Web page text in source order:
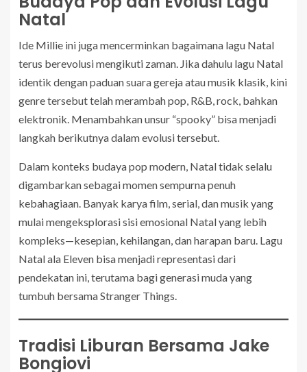
Natal
Ide Millie ini juga mencerminkan bagaimana lagu Natal
terus berevolusi mengikuti zaman. Jika dahulu lagu Natal
identik dengan paduan suara gereja atau musik klasik, kini
genre tersebut telah merambah pop, R&B, rock, bahkan
elektronik. Menambahkan unsur “spooky” bisa menjadi
langkah berikutnya dalam evolusi tersebut.
Dalam konteks budaya pop modern, Natal tidak selalu
digambarkan sebagai momen sempurna penuh
kebahagiaan. Banyak karya film, serial, dan musik yang
mulai mengeksplorasi sisi emosional Natal yang lebih
kompleks—kesepian, kehilangan, dan harapan baru. Lagu
Natal ala Eleven bisa menjadi representasi dari
pendekatan ini, terutama bagi generasi muda yang
tumbuh bersama Stranger Things.
Tradisi Liburan Bersama Jake
Bongiovi